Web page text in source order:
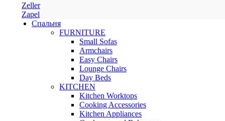
Zeller
Zapel
Спальня
FURNITURE
Small Sofas
Armchairs
Easy Chairs
Lounge Chairs
Day Beds
KITCHEN
Kitchen Worktops
Cooking Accessories
Kitchen Appliances